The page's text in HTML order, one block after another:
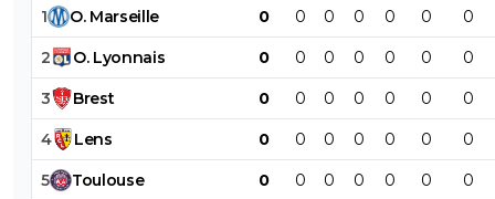
1 O. Marseille 0 0 0 0 0 0 0
2 O. Lyonnais 0 0 0 0 0 0 0
3 Brest 0 0 0 0 0 0 0
4 Lens 0 0 0 0 0 0 0
5 Toulouse 0 0 0 0 0 0 0